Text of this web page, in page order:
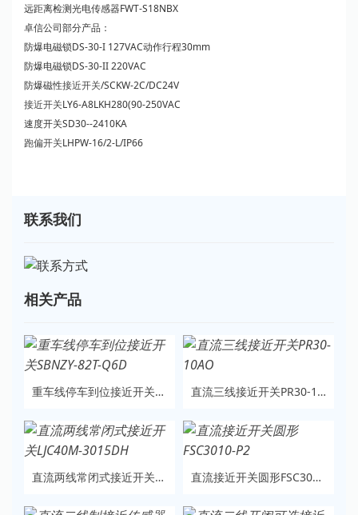
远距离检测光电传感器FWT-S18NBX
卓信公司部分产品：
防爆电磁锁DS-30-I 127VAC动作行程30mm
防爆电磁锁DS-30-II 220VAC
防爆磁性接近开关/SCKW-2C/DC24V
接近开关LY6-A8LKH280(90-250VAC
速度开关SD30--2410KA
跑偏开关LHPW-16/2-L/IP66
联系我们
相关产品
重车线停车到位接近开关SBNZY-82T-Q6D 直流三线接近开关PR30-10AO
直流两线常闭式接近开关LJC40M-3015DH 直流接近开关圆形FSC3010-P2